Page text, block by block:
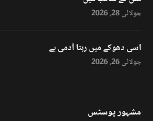
جولائی 28, 2026
اسی دھوکے میں رہتا آدمی ہے
جولائی 26, 2026
مشہور پوسٹس